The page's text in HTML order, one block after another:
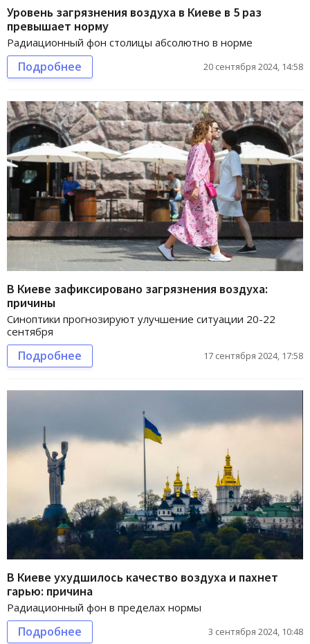
Уровень загрязнения воздуха в Киеве в 5 раз
превышает норму
Радиационный фон столицы абсолютно в норме
Подробнее 20 сентября 2024, 14:58
В Киеве зафиксировано загрязнения воздуха:
причины
Синоптики прогнозируют улучшение ситуации 20-22
сентября
Подробнее 17 сентября 2024, 17:58
В Киеве ухудшилось качество воздуха и пахнет
гарью: причина
Радиационный фон в пределах нормы
Подробнее 3 сентября 2024, 10:48